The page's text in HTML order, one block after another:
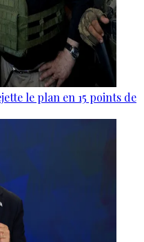
le plan en 15 points de